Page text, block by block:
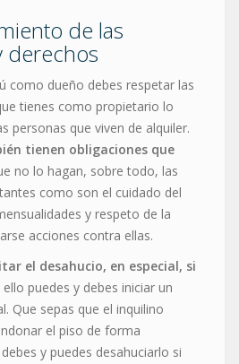
de las
derechos
como dueño debes respetar las
tienes como propietario lo
personas que viven de alquiler.
tienen obligaciones que
no lo hagan, sobre todo, las
como son el cuidado del
y respeto de la
acciones contra ellas.
el desahucio, en especial, si
puedes y debes iniciar un
Que sepas que el inquilino
el piso de forma
y puedes desahuciarlo si